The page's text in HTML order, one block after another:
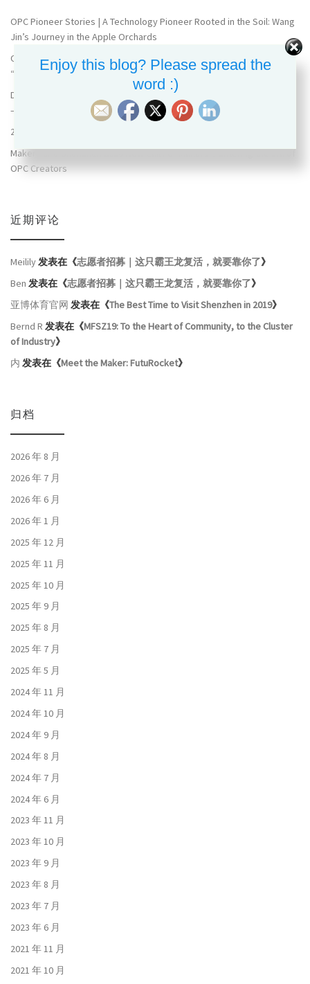
OPC Pioneer Stories | A Technology Pioneer Rooted in the Soil: Wang
Jin’s Journey in the Apple Orchards
OPC Pioneer Stories | Lu Zhirong: Turning Maker Education into a
“Hyper-Evolution” Experience — All by Himself
Discover the Most Funded OPC Projects on Crowdfunding Platforms
— See How They Turn Ideas into Reality!
2026 Maker Faire Shenzhen: Preview of Exciting On-site Events
Maker Faire Shenzhen 2026 Now Call For Makers！Entering the Era of
OPC Creators
近期评论
Meilily发表在《志愿者招募｜这只霸王龙复活，就要靠你了》
Ben 发表在《志愿者招募｜这只霸王龙复活，就要靠你了》
亚博体育官网 发表在《The Best Time to Visit Shenzhen in 2019》
Bernd R 发表在《MFSZ19: To the Heart of Community, to the Cluster
of Industry》
内 发表在《Meet the Maker: FutuRocket》
归档
2026 年 8 月
2026 年 7 月
2026 年 6 月
2026 年 1 月
2025 年 12 月
2025 年 11 月
2025 年 10 月
2025 年 9 月
2025 年 8 月
2025 年 7 月
2025 年 5 月
2024 年 11 月
2024 年 10 月
2024 年 9 月
2024 年 8 月
2024 年 7 月
2024 年 6 月
2023 年 11 月
2023 年 10 月
2023 年 9 月
2023 年 8 月
2023 年 7 月
2023 年 6 月
2021 年 11 月
2021 年 10 月
Enjoy this blog? Please spread the
word :)